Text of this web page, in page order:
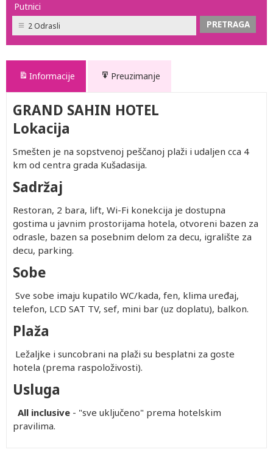
Putnici
2 Odrasli
Informacije Preuzimanje
GRAND SAHIN HOTEL
Lokacija
Smešten je na sopstvenoj peščanoj plaži i udaljen cca 4
km od centra grada Kušadasija.
Sadržaj
Restoran, 2 bara, lift, Wi-Fi konekcija je dostupna
gostima u javnim prostorijama hotela, otvoreni bazen za
odrasle, bazen sa posebnim delom za decu, igralište za
decu, parking.
Sobe
Sve sobe imaju kupatilo WC/kada, fen, klima uređaj,
telefon, LCD SAT TV, sef, mini bar (uz doplatu), balkon.
Plaža
Ležaljke i suncobrani na plaži su besplatni za goste
hotela (prema raspoloživosti).
Usluga
All inclusive - "sve uključeno" prema hotelskim
pravilima.